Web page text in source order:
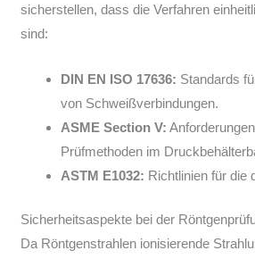
sicherstellen, dass die Verfahren
sind:
DIN EN ISO 17636: Standards
von Schweißverbindungen.
ASME Section V:
Prüfmethoden im
ASTM E1032: Richtlinien für die
Sicherheitsaspekte bei der
Da Röntgenstrahlen ionisierende